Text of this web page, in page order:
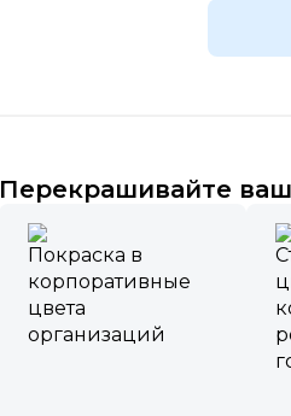
Перекрашивайте
Покраска в
корпоративные
цвета
организаций